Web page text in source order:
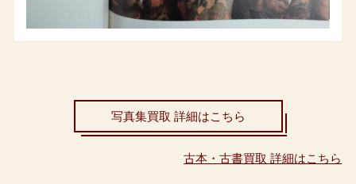
写真集買取 詳細はこちら
古本・古書買取 詳細はこちら